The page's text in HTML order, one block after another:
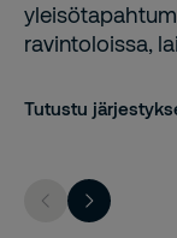
ravintoloissa,
Tutustu